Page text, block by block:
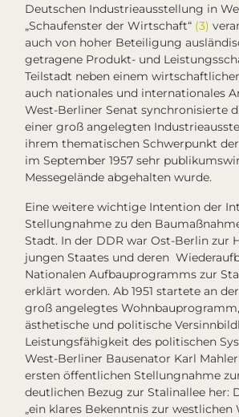
Deutschen Industrieausstellung in
„Schaufenster der Wirtschaft“ (3)
auch von hoher Beteiligung
getragene Produkt- und
Teilstadt neben einem
auch nationales und internationales
West-Berliner Senat synchronisierte
einer groß angelegten
ihrem thematischen Schwerpunkt
im September 1957 sehr
Messegelände abgehalten wurde.
Eine weitere wichtige Intention der
Stellungnahme zu den
Stadt. In der DDR war Ost-Berlin zur
jungen Staates und deren
Nationalen Aufbauprogramms zur
erklärt worden. Ab 1951 startete an
groß angelegtes
ästhetische und politische
Leistungsfähigkeit des politischen
West-Berliner Bausenator Karl
ersten öffentlichen Stellungnahme
deutlichen Bezug zur Stalinallee her:
„ein klares Bekenntnis zur westlichen